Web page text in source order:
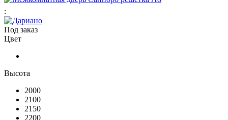
:
Под заказ
Цвет
Высота
2000
2100
2150
2200